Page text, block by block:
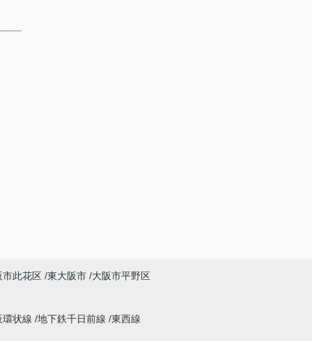
市此花区 東大阪市 大阪市平野区
環状線 地下鉄千日前線 東西線